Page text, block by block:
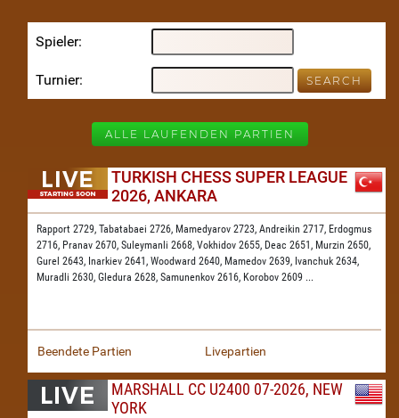
Spieler
Turnier
ALLE LAUFENDEN PARTIEN
TURKISH CHESS SUPER LEAGUE
2026, ANKARA
Rapport 2729, Tabatabaei 2726, Mamedyarov 2723, Andreikin 2717, Erdogmus
2716, Pranav 2670, Suleymanli 2668, Vokhidov 2655, Deac 2651, Murzin 2650,
Gurel 2643, Inarkiev 2641, Woodward 2640, Mamedov 2639, Ivanchuk 2634,
Muradli 2630, Gledura 2628, Samunenkov 2616, Korobov 2609 ...
Beendete Partien Livepartien
MARSHALL CC U2400 07-2026, NEW
YORK